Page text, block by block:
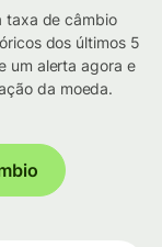
taxa de câmbio
dos últimos 5
um alerta agora e
da moeda.